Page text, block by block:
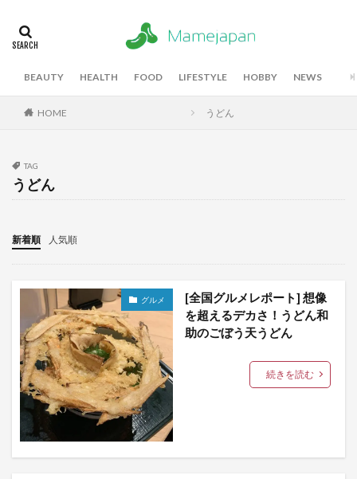
BEAUTY HEALTH FOOD LIFESTYLE HOBBY NEWS
HOME うどん
TAG
うどん
新着順 人気順
グルメ
[全国グルメレポート] 想像
を超えるデカさ！うどん和
助のごぼう天うどん
続きを読む